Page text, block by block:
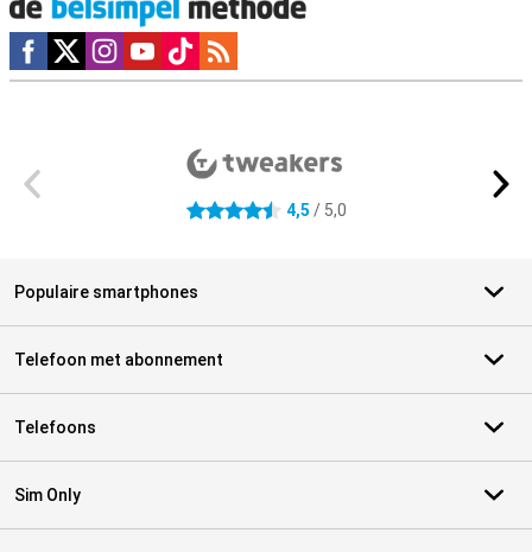
Social media
4.5 sterren 4,5 / 5,0
Populaire smartphones
Telefoon met abonnement
Telefoons
Sim Only